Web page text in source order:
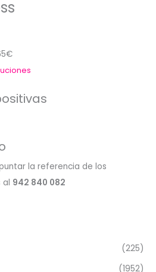
la referencia de los
al 942 840 082
(225)
(1952)